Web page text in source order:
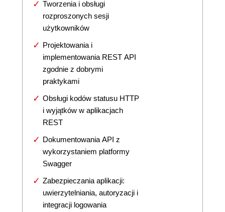
Tworzenia i obsługi
rozproszonych sesji
użytkowników
Projektowania i
implementowania REST API
zgodnie z dobrymi
praktykami
Obsługi kodów statusu HTTP
i wyjątków w aplikacjach
REST
Dokumentowania API z
wykorzystaniem platformy
Swagger
Zabezpieczania aplikacji:
uwierzytelniania, autoryzacji i
integracji logowania